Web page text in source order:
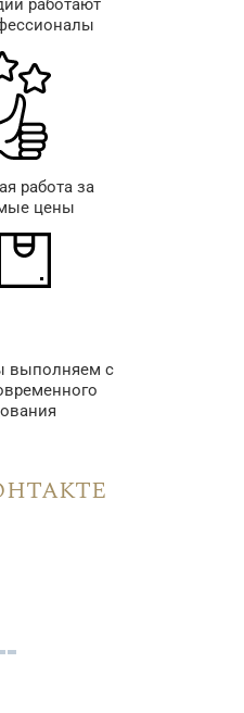
работают
работа за
цены
выполняем с